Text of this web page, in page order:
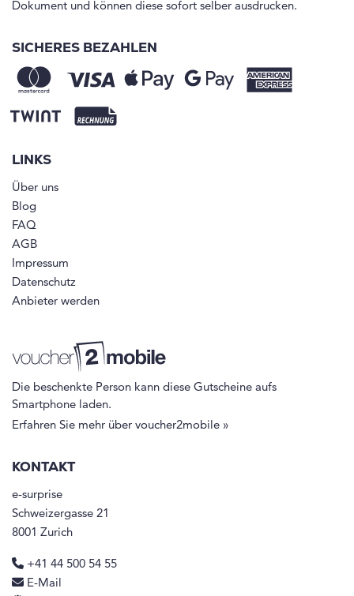
Dokument und können diese sofort selber ausdrucken.
SICHERES BEZAHLEN
LINKS
Über uns
Blog
FAQ
AGB
Impressum
Datenschutz
Anbieter werden
Die beschenkte Person kann diese Gutscheine aufs
Smartphone laden.
Erfahren Sie mehr über voucher2mobile »
KONTAKT
e-surprise
Schweizergasse 21
8001 Zurich
+41 44 500 54 55
E-Mail